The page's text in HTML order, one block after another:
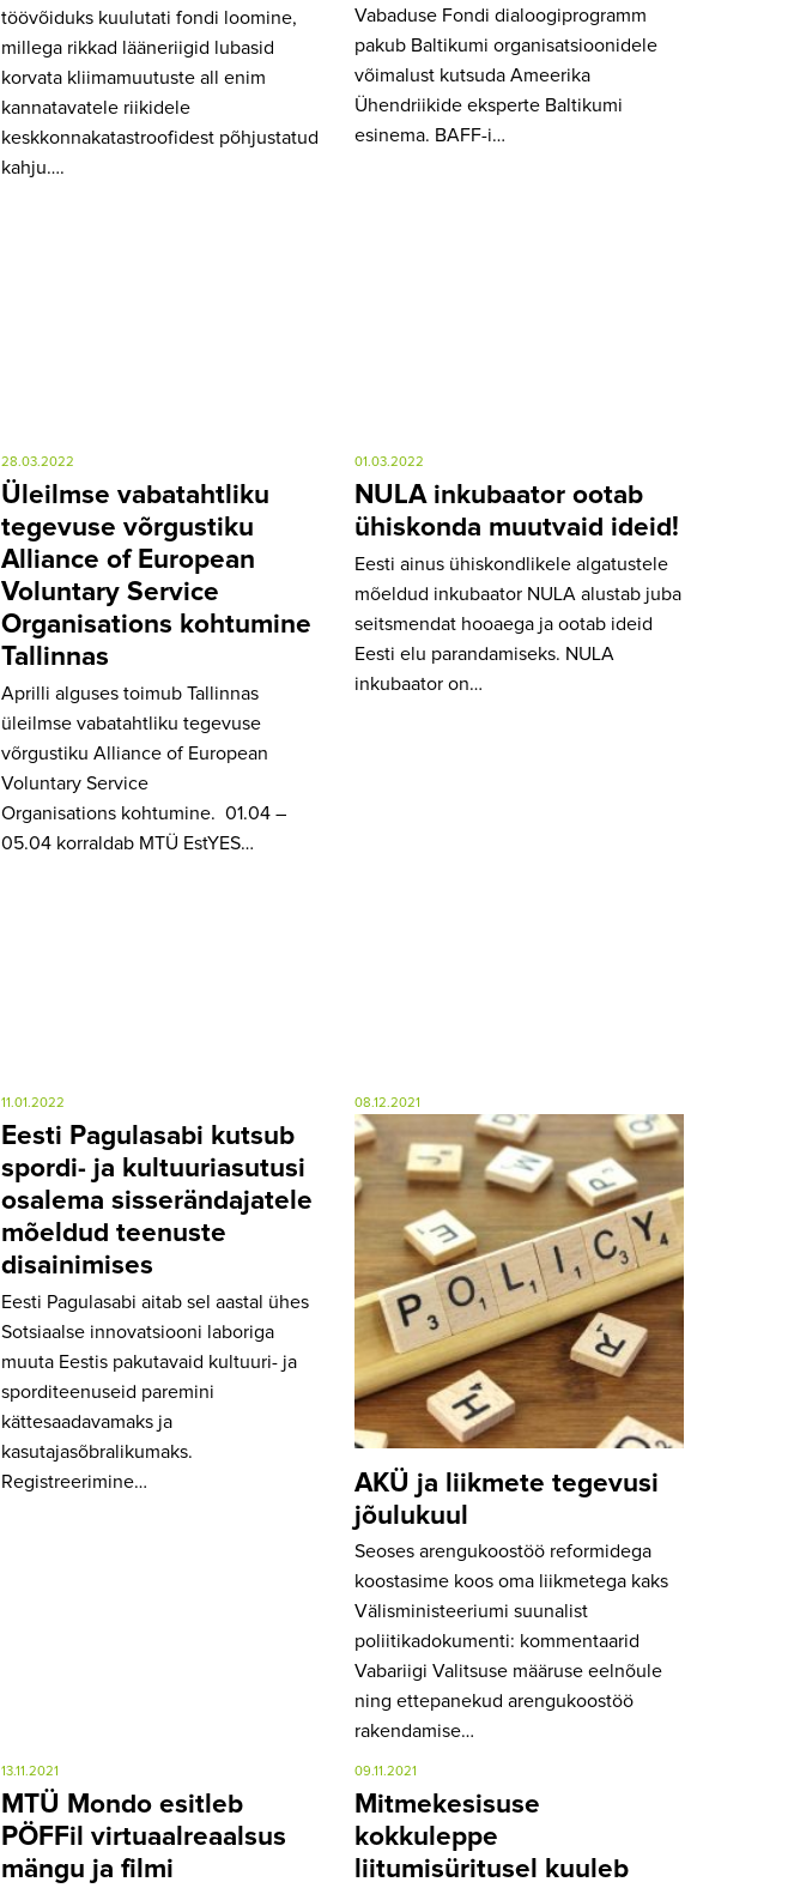
töövõiduks kuulutati fondi loomine,
millega rikkad lääneriigid lubasid
korvata kliimamuutuste all enim
kannatavatele riikidele
keskkonnakatastroofidest põhjustatud
kahju….
Vabaduse Fondi dialoogiprogramm
pakub Baltikumi organisatsioonidele
võimalust kutsuda Ameerika
Ühendriikide eksperte Baltikumi
esinema. BAFF-i…
28.03.2022
Üleilmse vabatahtliku
tegevuse võrgustiku
Alliance of European
Voluntary Service
Organisations kohtumine
Tallinnas
Aprilli alguses toimub Tallinnas
üleilmse vabatahtliku tegevuse
võrgustiku Alliance of European
Voluntary Service
Organisations kohtumine. 01.04 –
05.04 korraldab MTÜ EstYES…
01.03.2022
NULA inkubaator ootab
ühiskonda muutvaid ideid!
Eesti ainus ühiskondlikele algatustele
mõeldud inkubaator NULA alustab juba
seitsmendat hooaega ja ootab ideid
Eesti elu parandamiseks. NULA
inkubaator on…
11.01.2022
Eesti Pagulasabi kutsub
spordi- ja kultuuriasutusi
osalema sisserändajatele
mõeldud teenuste
disainimises
Eesti Pagulasabi aitab sel aastal ühes
Sotsiaalse innovatsiooni laboriga
muuta Eestis pakutavaid kultuuri- ja
sporditeenuseid paremini
kättesaadavamaks ja
kasutajasõbralikumaks.
Registreerimine…
08.12.2021
AKÜ ja liikmete tegevusi
jõulukuul
Seoses arengukoostöö reformidega
koostasime koos oma liikmetega kaks
Välisministeeriumi suunalist
poliitikadokumenti: kommentaarid
Vabariigi Valitsuse määruse eelnõule
ning ettepanekud arengukoostöö
rakendamise…
13.11.2021
MTÜ Mondo esitleb
PÖFFil virtuaalreaalsus
mängu ja filmi
09.11.2021
Mitmekesisuse
kokkuleppe
liitumisüritusel kuuleb